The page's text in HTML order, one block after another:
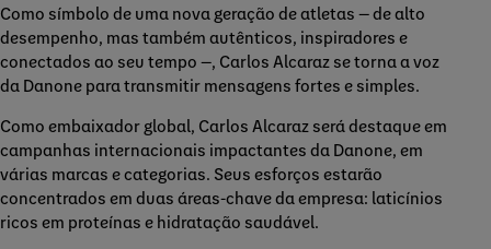
Como símbolo de uma nova geração de atletas — de alto
desempenho, mas também autênticos, inspiradores e
conectados ao seu tempo —, Carlos Alcaraz se torna a voz
da Danone para transmitir mensagens fortes e simples.
Como embaixador global, Carlos Alcaraz será destaque em
campanhas internacionais impactantes da Danone, em
várias marcas e categorias. Seus esforços estarão
concentrados em duas áreas-chave da empresa: laticínios
ricos em proteínas e hidratação saudável.